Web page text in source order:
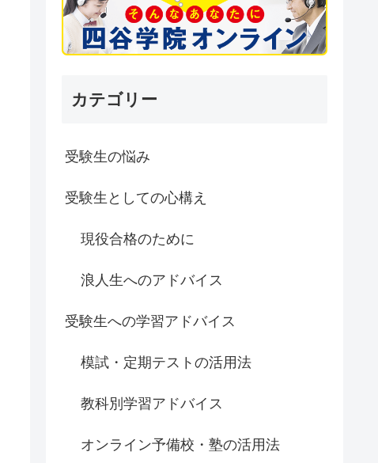
カテゴリー
受験生の悩み
受験生としての心構え
現役合格のために
浪人生へのアドバイス
受験生への学習アドバイス
模試・定期テストの活用法
教科別学習アドバイス
オンライン予備校・塾の活用法